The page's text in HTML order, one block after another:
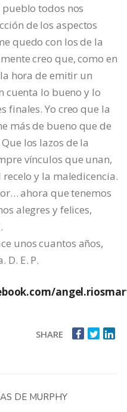
todos nos
de los aspectos
quedo con los de la
creo que, como en
hora de emitir un
cuenta lo bueno y lo
finales. Yo creo que la
más de bueno que de
los lazos de la
vínculos que unan,
y la maledicencia.
ahora que tenemos
alegres y felices,
unos cuantos años,
D. E. P.
SHARE
DE MURPHY